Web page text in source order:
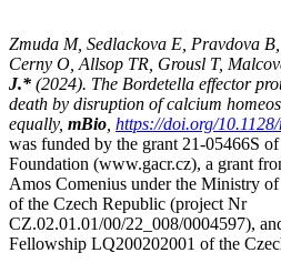
Zmuda M, Sedlackova E, Pravdova
Cerny O, Allsop TR, Grousl T,
J.* (2024). The Bordetella effector
death by disruption of calcium
equally, mBio https://doi.org/
was funded by the grant 21-05466S
Foundation (www.gacr.cz), a grant
Amos Comenius under the Ministry
of the Czech Republic (project Nr
CZ.02.01.01/00/22_008/0004597),
Fellowship LQ200202001 of the